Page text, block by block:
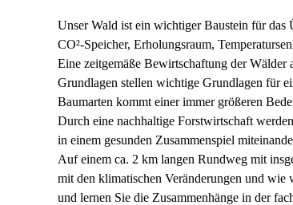
Unser Wald ist ein wichtiger Baustein für das
CO²-Speicher, Erholungsraum,
Eine zeitgemäße Bewirtschaftung der
Grundlagen stellen wichtige Grundlagen für
Baumarten kommt einer immer größeren
Durch eine nachhaltige Forstwirtschaft
in einem gesunden Zusammenspiel
Auf einem ca. 2 km langen Rundweg mit
mit den klimatischen Veränderungen und
und lernen Sie die Zusammenhänge in der